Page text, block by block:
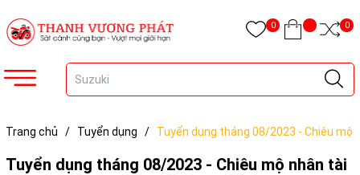
0 0
Trang chủ / Tuyển dụng /
Tuyển dụng tháng 08/2023 - Chiêu mộ
Tuyển dụng tháng 08/2023 - Chiêu mộ nhân tài